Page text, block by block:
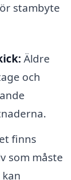
stambyte
Äldre
och
finns
som måste